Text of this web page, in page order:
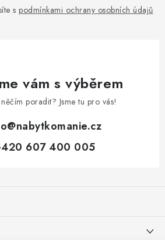
s podmínkami ochrany osobních údajů
vám s výběrem
poradit? Jsme tu pro vás!
@nabytkomanie.cz
607 400 005